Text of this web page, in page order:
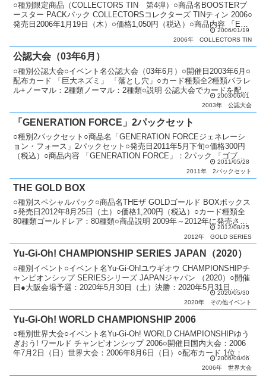
○種別限定商品（COLLECTORS TIN 第4弾）○商品名BOOSTERブ
ースター PACKパック COLLECTORSコレクターズ TINティン 2006○
発売日2006年1月19日（木）○価格1,050円（税込）○商品内容 「E・
2006/01/19
2006年
COLLECTORS TIN
公認大会（03年6月）
○種別公認大会○イベント名公認大会（03年6月）○開催日2003年6月○
配布カード 「巨大ネズミ」 「落とし穴」○カード種類全2種類パラレ
ル+ノーマル：2種類ノーマル：2種類○説明 公認大会でカードを配
2003/06/01
2003年
公認大会
「GENERATION FORCE」2パックセット
○種別2パックセット○商品名「GENERATION FORCEジェネレーシ
ョン・フォース」2パックセット○発売日2011年5月下旬○価格300円
（税込）○商品内容 「GENERATION FORCE」：2パック 「ゴブリ
2011/05/28
2011年
2パックセット
THE GOLD BOX
○種別スペシャルパック○商品名THEザ GOLDゴールド BOXボックス
○発売日2012年8月25日（土）○価格1,200円（税込）○カード種類全
80種類ゴールドレア：80種類○商品説明 2009年～2012年に発売され
2012/08/25
2012年
GOLD SERIES
Yu-Gi-Oh! CHAMPIONSHIP SERIES JAPAN（2020）
○種別イベント○イベント名Yu-Gi-Oh!ユウギオウ CHAMPIONSHIPチ
ャンピオンシップ SERIESシリーズ JAPANジャパン （2020）○開催
日●大阪会場予選：2020年5月30日（土）決勝：2020年5月31日
2020/05/30
2020年
その他イベント
Yu-Gi-Oh! WORLD CHAMPIONSHIP 2006
○種別世界大会○イベント名Yu-Gi-Oh! WORLD CHAMPIONSHIPゆう
ぎおう! ワールド チャンピオンシップ 2006○開催日国内大会：2006
年7月2日（日）世界大会：2006年8月6日（日）○配布カード 1位：
2006/08/06
2006年
世界大会